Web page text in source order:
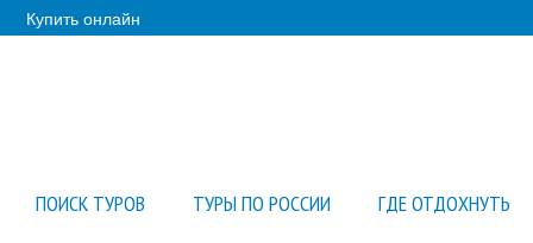
Купить онлайн
ПОИСК ТУРОВ ТУРЫ ПО РОССИИ ГДЕ ОТДОХНУТЬ